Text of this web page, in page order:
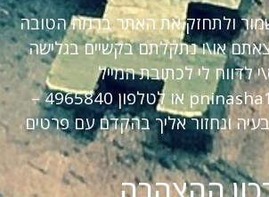
ולתחזק את האתר ברמה הטובה
או\ו נתקלתם בקשיים בגלישה
לי לכתובת המייל
pninasha18@gmail.com או לטלפון 4965840 –
בבעיה ונחזור אליך בהקדם עם פרטים